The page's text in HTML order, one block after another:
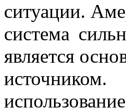
ситуации.
система
является